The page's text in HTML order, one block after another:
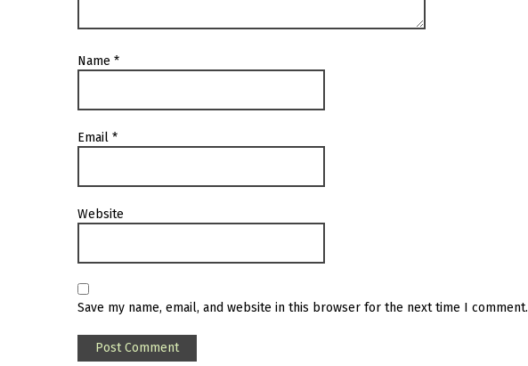
Name *
Email *
Website
Save my name, email, and website in this browser for the next time I comment.